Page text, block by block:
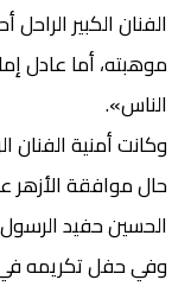
الفنان الكبير
موهبته، أما عادل
الناس».
وكانت أمنية
حال موافقة
الحسين حفيد
وفي حفل تكريمه